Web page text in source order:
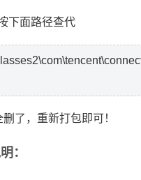
下面路径查代
了，重新打包即可！
：